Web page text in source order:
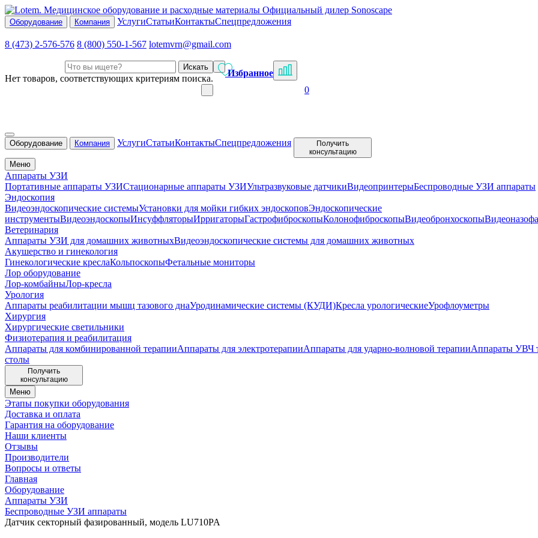
Официальный дилер Sonoscape
Оборудование Компания УслугиСтатьиКонтактыСпецпредложения
8 (473) 2-576-576 8 (800) 550-1-567 lotemvrn@gmail.com
Искать
Нет товаров, соответствующих критериям поиска.
Избранное
0
Оборудование Компания УслугиСтатьиКонтактыСпецпредложения
Получить
консультацию
Меню
Аппараты УЗИ
Портативные аппараты УЗИСтационарные аппараты УЗИУльтразвуковые датчикиВидеопринтерыБеспроводные УЗИ аппараты
Эндоскопия
Видеоэндоскопические системыУстановки для мойки гибких эндоскоповЭндоскопические
инструментыВидеоэндоскопыИнсуффляторыИрригаторыГастрофиброскопыКолонофиброскопыВидеобронхоскопы
Ветеринария
Аппараты УЗИ для домашних животныхВидеоэндоскопические системы для домашних животных
Акушерство и гинекология
Гинекологические креслаКольпоскопыФетальные мониторы
Лор оборудование
Лор-комбайныЛор-кресла
Урология
Аппараты реабилитации мышц тазового днаУродинамические системы (КУДИ)Кресла урологическиеУрофлоуметры
Хирургия
Хирургические светильники
Физиотерапия и реабилитация
Аппараты для комбинированной терапииАппараты для электротерапииАппараты для ударно-волновой терапииАппараты УВЧ
столы
Получить
консультацию
Меню
Этапы покупки оборудования
Доставка и оплата
Гарантия на оборудование
Наши клиенты
Отзывы
Производители
Вопросы и ответы
Главная
Оборудование
Аппараты УЗИ
Беспроводные УЗИ аппараты
Датчик секторный фазированный, модель LU710PA